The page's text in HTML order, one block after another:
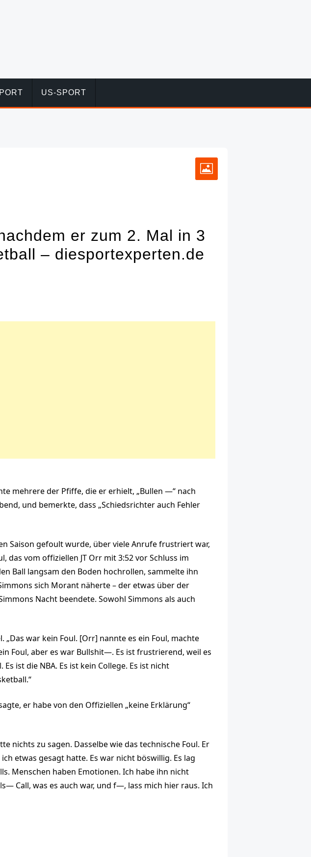
US-SPORT
er zum 2. Mal in 3
– diesportexperten.de
mehrere der Pfiffe, die er erhielt, „Bullen —“ nach
und bemerkte, dass „Schiedsrichter auch Fehler
Saison gefoult wurde, über viele Anrufe frustriert war,
das vom offiziellen JT Orr mit 3:52 vor Schluss im
Ball langsam den Boden hochrollen, sammelte ihn
sich Morant näherte – der etwas über der
Nacht beendete. Sowohl Simmons als auch
„Das war kein Foul. [Orr] nannte es ein Foul, machte
Foul, aber es war Bullshit—. Es ist frustrierend, weil es
ist die NBA. Es ist kein College. Es ist nicht
er habe von den Offiziellen „keine Erklärung“
nichts zu sagen. Dasselbe wie das technische Foul. Er
etwas gesagt hatte. Es war nicht böswillig. Es lag
Menschen haben Emotionen. Ich habe ihn nicht
Call, was es auch war, und f—, lass mich hier raus. Ich